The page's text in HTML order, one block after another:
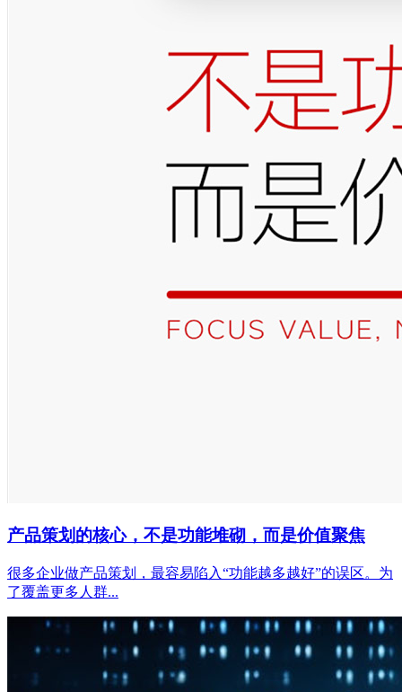
产品策划的核心，不是功能堆砌，而是价值聚焦
很多企业做产品策划，最容易陷入“功能越多越好”的误区。为
了覆盖更多人群...